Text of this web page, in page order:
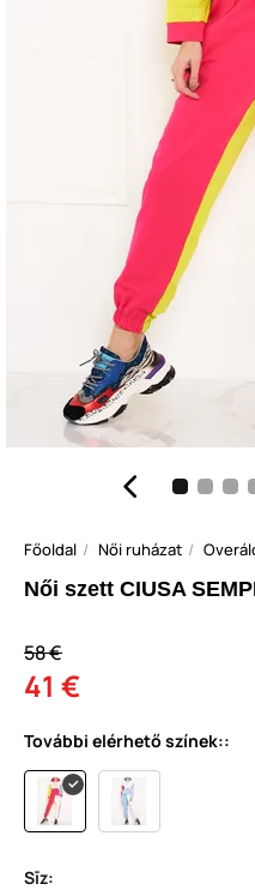
Főoldal Női ruházat
Női szett CIUSA
58 €
41 €
További elérhető színek::
Sīz: